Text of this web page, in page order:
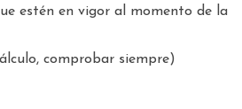
estén en vigor al momento de la
comprobar siempre)